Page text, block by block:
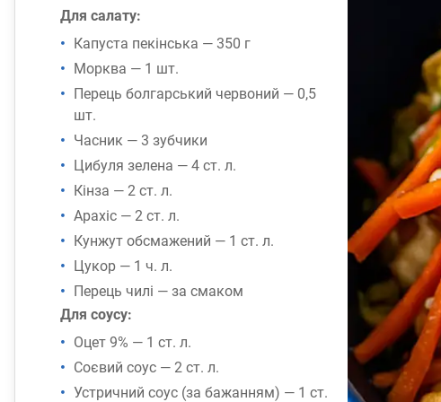
Для салату:
Капуста пекінська — 350 г
Морква — 1 шт.
Перець болгарський червоний — 0,5
шт.
Часник — 3 зубчики
Цибуля зелена — 4 ст. л.
Кінза — 2 ст. л.
Арахіс — 2 ст. л.
Кунжут обсмажений — 1 ст. л.
Цукор — 1 ч. л.
Перець чилі — за смаком
Для соусу:
Оцет 9% — 1 ст. л.
Соєвий соус — 2 ст. л.
Устричний соус (за бажанням) — 1 ст.